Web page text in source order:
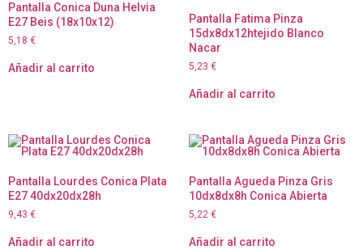
Pantalla Conica Duna Helvia
E27 Beis (18x10x12)
5,18 €
Añadir al carrito
Pantalla Fatima Pinza
15dx8dx12htejido Blanco
Nacar
5,23 €
Añadir al carrito
Pantalla Lourdes Conica Plata
E27 40dx20dx28h
9,43 €
Añadir al carrito
Pantalla Agueda Pinza Gris
10dx8dx8h Conica Abierta
5,22 €
Añadir al carrito